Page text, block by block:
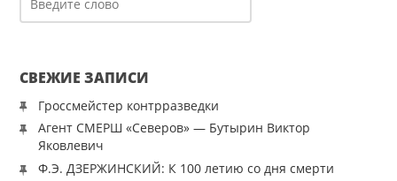
СВЕЖИЕ ЗАПИСИ
Гроссмейстер контрразведки
Агент СМЕРШ «Северов» — Бутырин Виктор
Яковлевич
Ф.Э. ДЗЕРЖИНСКИЙ: К 100 летию со дня смерти